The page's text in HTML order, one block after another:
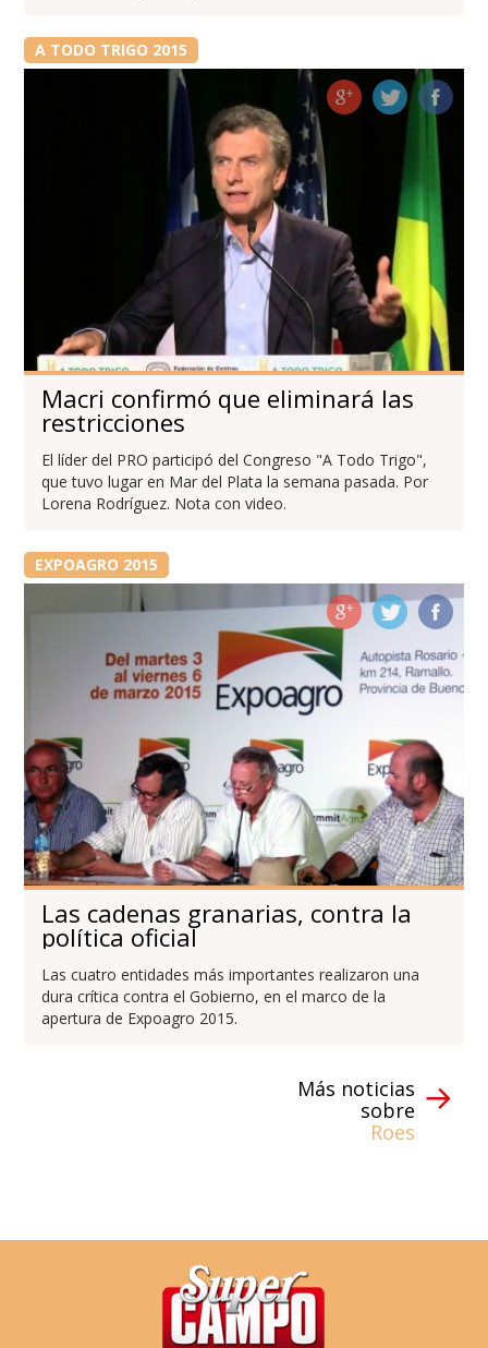
A TODO TRIGO 2015
Macri confirmó que eliminará las
restricciones
El líder del PRO participó del Congreso "A Todo Trigo",
que tuvo lugar en Mar del Plata la semana pasada. Por
Lorena Rodríguez. Nota con video.
EXPOAGRO 2015
Las cadenas granarias, contra la
política oficial
Las cuatro entidades más importantes realizaron una
dura crítica contra el Gobierno, en el marco de la
apertura de Expoagro 2015.
Más noticias
sobre
Roes